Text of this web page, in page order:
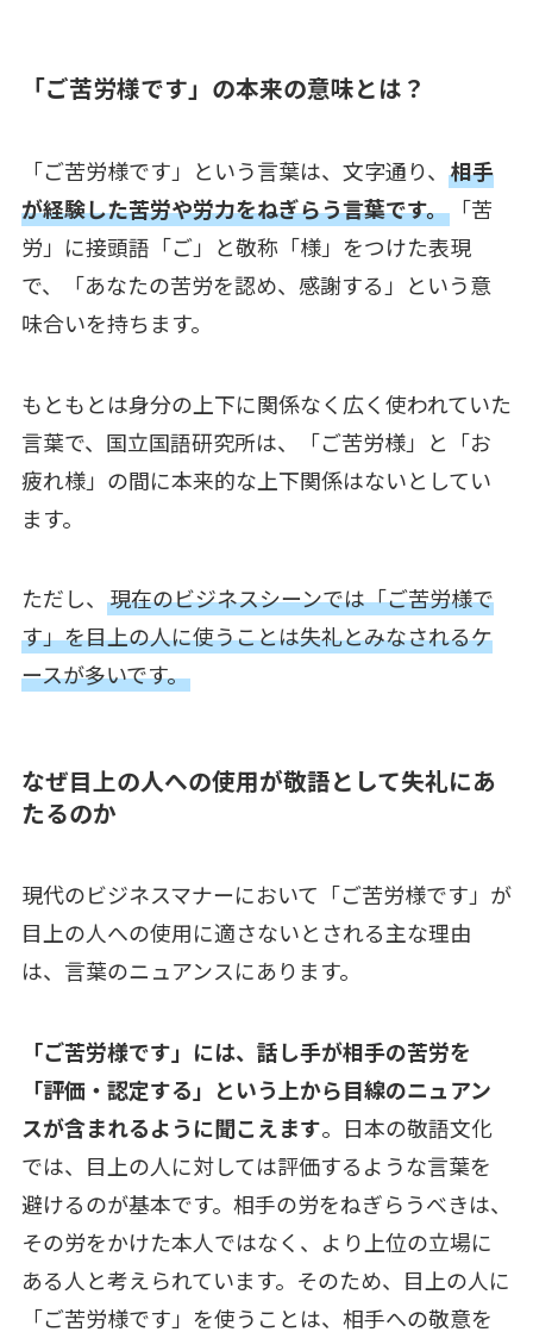
「ご苦労様です」の本来の意味とは？
「ご苦労様です」という言葉は、文字通り、 相手
が経験した苦労や労力をねぎらう言葉です。「苦
労」に接頭語「ご」と敬称「様」をつけた表現
で、「あなたの苦労を認め、感謝する」という意
味合いを持ちます。
もともとは身分の上下に関係なく広く使われていた
言葉で、国立国語研究所は、「ご苦労様」と「お
疲れ様」の間に本来的な上下関係はないとしてい
ます。
ただし、 現在のビジネスシーンでは「ご苦労様で
す」を目上の人に使うことは失礼とみなされるケ
ースが多いです。
なぜ目上の人への使用が敬語として失礼にあ
たるのか
現代のビジネスマナーにおいて「ご苦労様です」が
目上の人への使用に適さないとされる主な理由
は、言葉のニュアンスにあります。
「ご苦労様です」には、話し手が相手の苦労を
「評価・認定する」という上から目線のニュアン
スが含まれるように聞こえます。日本の敬語文化
では、目上の人に対しては評価するような言葉を
避けるのが基本です。相手の労をねぎらうべきは、
その労をかけた本人ではなく、より上位の立場に
ある人と考えられています。そのため、目上の人に
「ご苦労様です」を使うことは、相手への敬意を